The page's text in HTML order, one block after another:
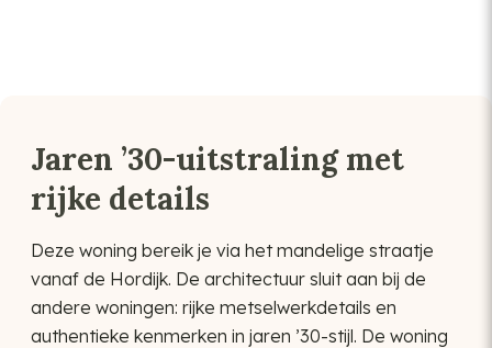
Jaren ’30-uitstraling met
rijke details
Deze woning bereik je via het mandelige straatje
vanaf de Hordijk. De architectuur sluit aan bij de
andere woningen: rijke metselwerkdetails en
authentieke kenmerken in jaren ’30-stijl. De woning